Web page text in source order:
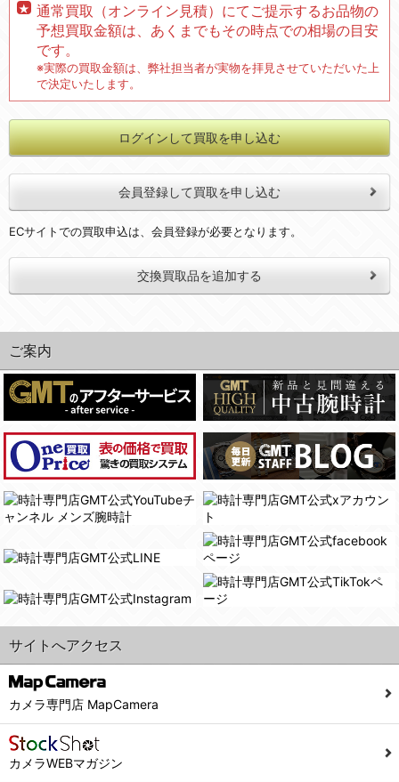
通常買取（オンライン見積）にてご提示するお品物の
予想買取金額は、あくまでもその時点での相場の目安
です。
※実際の買取金額は、弊社担当者が実物を拝見させていただいた上
で決定いたします。
ログインして買取を申し込む
会員登録して買取を申し込む
ECサイトでの買取申込は、会員登録が必要となります。
交換買取品を追加する
ご案内
サイトへアクセス
カメラ専門店 MapCamera
カメラWEBマガジン